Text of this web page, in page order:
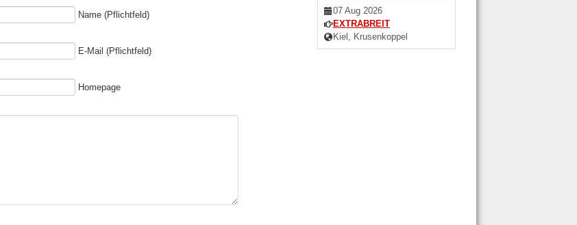
Name (Pflichtfeld)
E-Mail (Pflichtfeld)
Homepage
07 Aug 2026
EXTRABREIT
Kiel, Krusenkoppel